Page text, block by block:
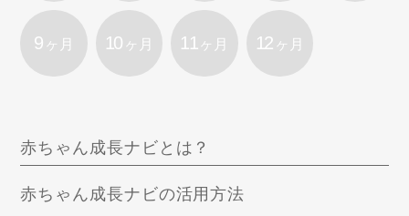
9 ヶ月 10 ヶ月 11 ヶ月 12 ヶ月
赤ちゃん成長ナビとは？
赤ちゃん成長ナビの活用方法